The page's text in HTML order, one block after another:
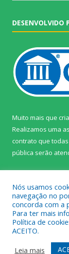
DESENVOLVIDO
Muito mais que
Realizamos uma
contrato que
pública serão
Todos os
Mapa do Site
Nós usamos
navegação no
concorda com a
Para ter mais
Política de
ACEITO.
Leia mais